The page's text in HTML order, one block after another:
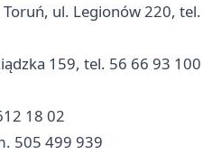
ul. Legionów 220, tel.
159, tel. 56 66 93 100
18 02
505 499 939